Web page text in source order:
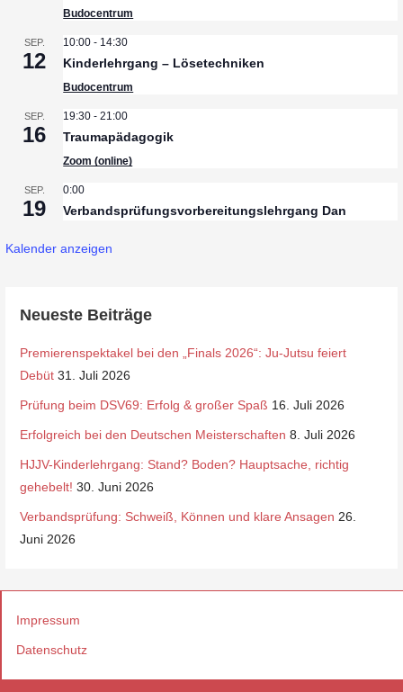
t
Budocentrum
SEP.
12
10:00 - 14:30
Kinderlehrgang – Lösetechniken
Budocentrum
SEP.
16
19:30 -21:00
Traumapädagogik
Zoom (online)
SEP.
19
0:00
Verbandsprüfungsvorbereitungslehrgang Dan
Kalender anzeigen
Neueste Beiträge
Premierenspektakel bei den „Finals 2026“: Ju-Jutsu feiert
Debüt 31. Juli 2026
Prüfung beim DSV69: Erfolg & großer Spaß 16. Juli 2026
Erfolgreich bei den Deutschen Meisterschaften 8. Juli 2026
HJJV-Kinderlehrgang: Stand? Boden? Hauptsache, richtig
gehebelt! 30. Juni 2026
Verbandsprüfung: Schweiß, Können und klare Ansagen 26.
Juni 2026
Impressum
Datenschutz